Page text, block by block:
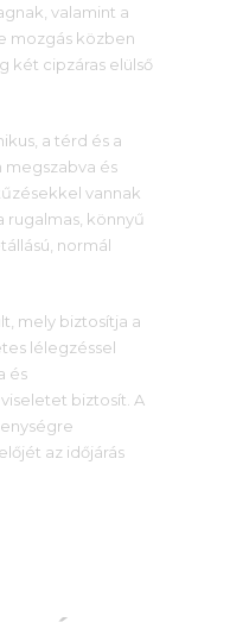
valamint a
mozgás közben
két cipzáras elülső
a térd és a
megszabva és
vannak
rugalmas, könnyű
normál
mely biztosítja a
lélegzéssel
és
biztosít. A
az időjárás